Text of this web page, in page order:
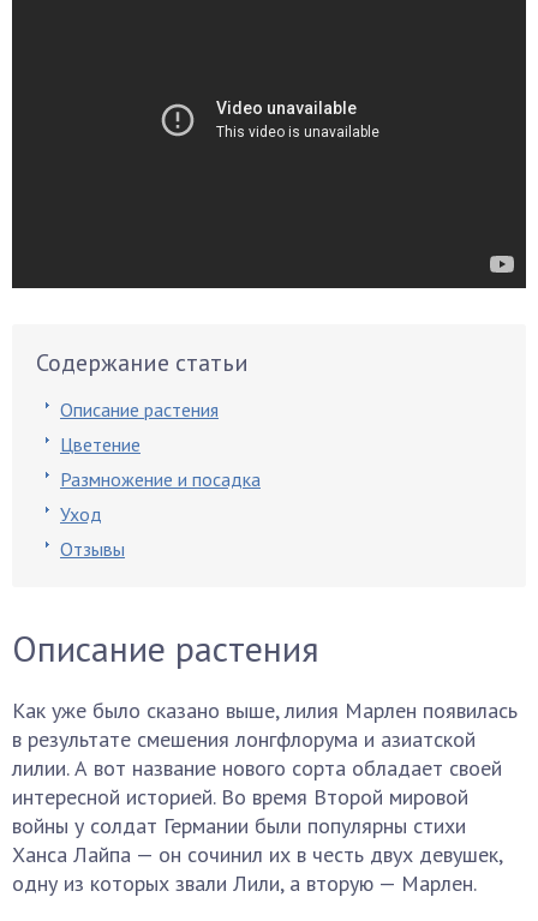
Содержание статьи
Описание растения
Цветение
Размножение и посадка
Уход
Отзывы
Описание растения
Как уже было сказано выше, лилия Марлен появилась
в результате смешения лонгфлорума и азиатской
лилии. А вот название нового сорта обладает своей
интересной историей. Во время Второй мировой
войны у солдат Германии были популярны стихи
Ханса Лайпа — он сочинил их в честь двух девушек,
одну из которых звали Лили, а вторую — Марлен.